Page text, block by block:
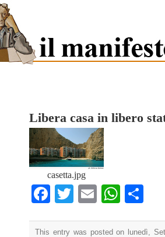
Libera casa in libero
casetta.jpg
Facebook
TwitterEmail
This entry was posted on lunedì,